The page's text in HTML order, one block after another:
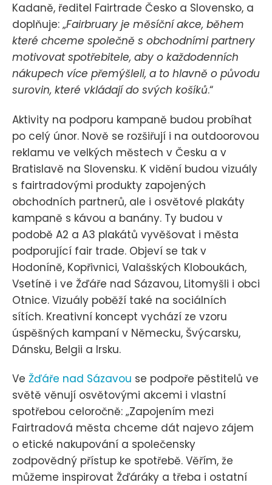
Kadaně, ředitel Fairtrade Česko a Slovensko, a
doplňuje: „Fairbruary je měsíční akce, během
které chceme společně s obchodními partnery
motivovat spotřebitele, aby o každodenních
nákupech více přemýšleli, a to hlavně o původu
surovin, které vkládají do svých košíků.“
Aktivity na podporu kampaně budou probíhat
po celý únor. Nově se rozšiřují i na outdoorovou
reklamu ve velkých městech v Česku a v
Bratislavě na Slovensku. K vidění budou vizuály
s fairtradovými produkty zapojených
obchodních partnerů, ale i osvětové plakáty
kampaně s kávou a banány. Ty budou v
podobě A2 a A3 plakátů vyvěšovat i města
podporující fair trade. Objeví se tak v
Hodoníně, Kopřivnici, Valašských Kloboukách,
Vsetíně i ve Žďáře nad Sázavou, Litomyšli i obci
Otnice. Vizuály poběží také na sociálních
sítích. Kreativní koncept vychází ze vzoru
úspěšných kampaní v Německu, Švýcarsku,
Dánsku, Belgii a Irsku.
Ve Žďáře nad Sázavou se podpoře pěstitelů ve
světě věnují osvětovými akcemi i vlastní
spotřebou celoročně: „Zapojením mezi
Fairtradová města chceme dát najevo zájem
o etické nakupování a společensky
zodpovědný přístup ke spotřebě. Věřím, že
můžeme inspirovat Žďáráky a třeba i ostatní